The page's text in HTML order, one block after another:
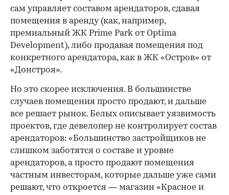
сам управляет составом арендаторов, сдавая
помещения в аренду (как, например,
премиальный ЖК Prime Park от Optima
Development), либо продавая помещения под
конкретного арендатора, как в ЖК «Остров» от
«Донстроя».
Но это скорее исключения. В большинстве
случаев помещения просто продают, и дальше
все решает рынок. Белых описывает уязвимость
проектов, где девелопер не контролирует состав
арендаторов: «Большинство застройщиков не
слишком заботятся о составе и уровне
арендаторов, а просто продают помещения
частным инвесторам, которые дальше уже сами
решают, что откроется — магазин «Красное и